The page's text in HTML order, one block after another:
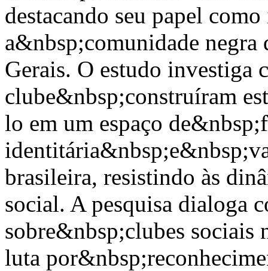
destacando seu papel
a&nbsp;comunidade
Gerais. O estudo investiga
clube&nbsp;construíram
lo em um espaço
brasileira, resistindo às
social. A pesquisa dialoga
sobre&nbsp;clubes sociais
luta